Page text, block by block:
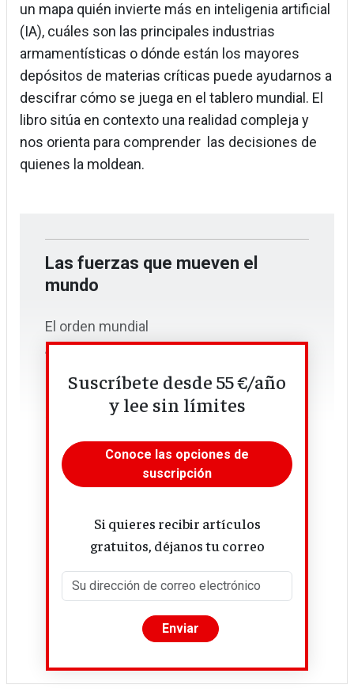
un mapa quién invierte más en inteligenia artificial
(IA), cuáles son las principales industrias
armamentísticas o dónde están los mayores
depósitos de materias críticas puede ayudarnos a
descifrar cómo se juega en el tablero mundial. El
libro sitúa en contexto una realidad compleja y
nos orienta para comprender las decisiones de
quienes la moldean.
Las fuerzas que mueven el
mundo
El orden mundial
Ariel, 2026
22,70 euros
Suscríbete desde 55 €/año
y lee sin límites
Conoce las opciones de
suscripción
Si quieres recibir artículos
gratuitos, déjanos tu correo